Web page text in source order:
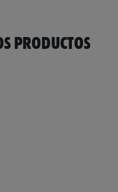
PRODUCTOS